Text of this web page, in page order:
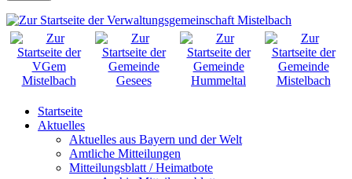
Startseite
Aktuelles
Aktuelles aus Bayern und der Welt
Amtliche Mitteilungen
Mitteilungsblatt / Heimatbote